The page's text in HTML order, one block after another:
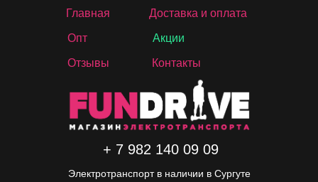
Главная Доставка и оплата
Опт
Отзывы
Акции
Контакты
+ 7 982 140 09 09
Электротранспорт в наличии в Сургуте